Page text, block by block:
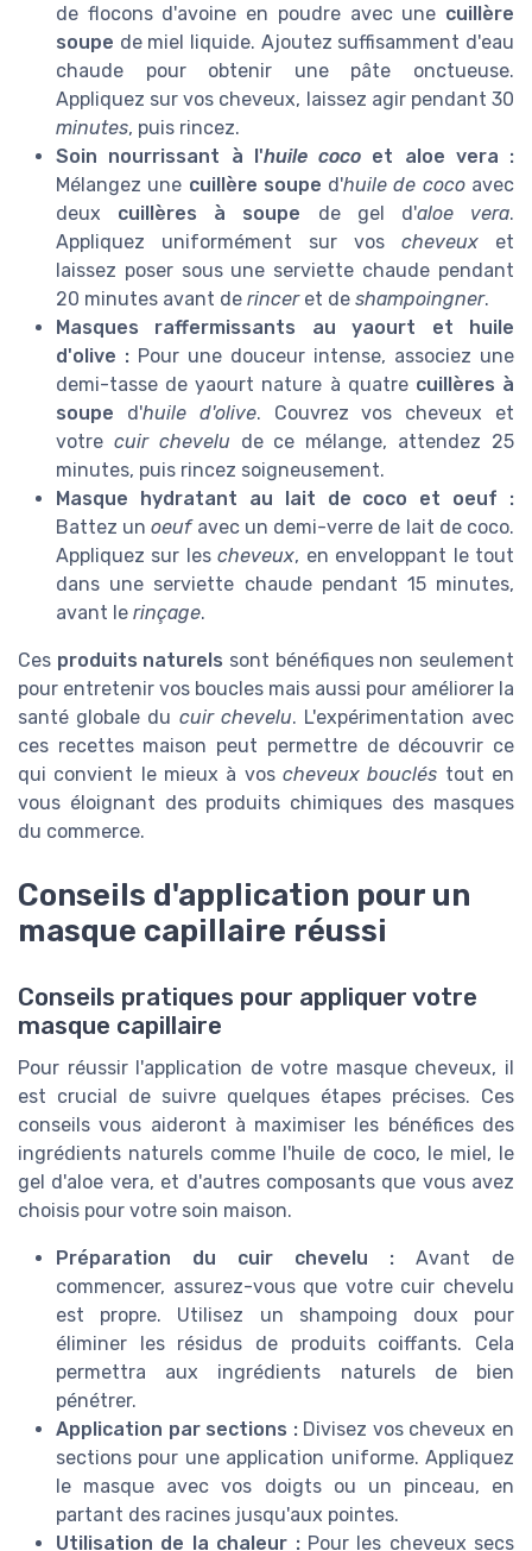
de flocons d'avoine en poudre avec une cuillère
soupe de miel liquide. Ajoutez suffisamment d'eau
chaude pour obtenir une pâte onctueuse.
Appliquez sur vos cheveux, laissez agir pendant 30
minutes, puis rincez.
Soin nourrissant à l'huile coco et aloe vera :
Mélangez une cuillère soupe d'huile de cocoavec
deux cuillères à soupe de gel d'aloe vera.
Appliquez uniformément sur vos cheveux et
laissez poser sous une serviette chaude pendant
20 minutes avant de rinceret de shampoingner.
Masques raffermissants au yaourt et huile
d'olive : Pour une douceur intense, associez une
demi-tasse de yaourt nature à quatre cuillères à
soupe d'huile d'olive. Couvrez vos cheveux et
votre cuir chevelu de ce mélange, attendez 25
minutes, puis rincez soigneusement.
Masque hydratant au lait de coco et oeuf :
Battez unoeufavec un demi-verre de lait de coco.
Appliquez sur lescheveux, en enveloppant le tout
dans une serviette chaude pendant 15 minutes,
avant le rinçage.
Ces produits naturels sont bénéfiques non seulement
pour entretenir vos boucles mais aussi pour améliorer la
santé globale du cuir chevelu. L'expérimentation avec
ces recettes maison peut permettre de découvrir ce
qui convient le mieux à vos cheveux bouclés tout en
vous éloignant des produits chimiques des masques
du commerce.
Conseils d'application pour un
masque capillaire réussi
Conseils pratiques pour appliquer votre
masque capillaire
Pour réussir l'application de votre masque cheveux, il
est crucial de suivre quelques étapes précises. Ces
conseils vous aideront à maximiser les bénéfices des
ingrédients naturels comme l'huile de coco, le miel, le
gel d'aloe vera, et d'autres composants que vous avez
choisis pour votre soin maison.
Préparation du cuir chevelu : Avant de
commencer, assurez-vous que votre cuir chevelu
est propre. Utilisez un shampoing doux pour
éliminer les résidus de produits coiffants. Cela
permettra aux ingrédients naturels de bien
pénétrer.
Application par sections :Divisez vos cheveux en
sections pour une application uniforme. Appliquez
le masque avec vos doigts ou un pinceau, en
partant des racines jusqu'aux pointes.
Utilisation de la chaleur :Pour les cheveux secs